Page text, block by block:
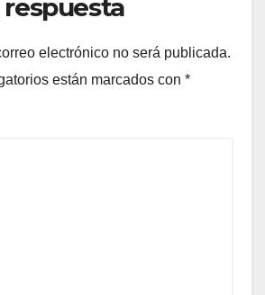
electrónico no será publicada.
están marcados con *